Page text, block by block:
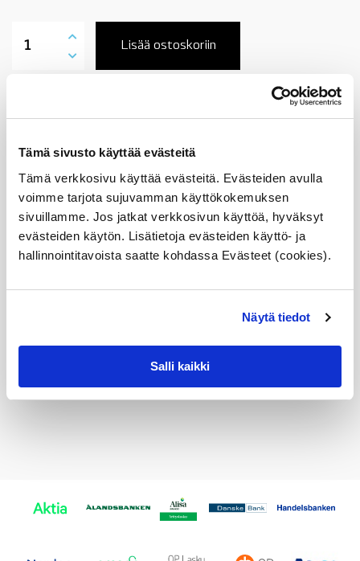
Tämä sivusto käyttää evästeitä
Tämä verkkosivu käyttää evästeitä. Evästeiden avulla
voimme tarjota sujuvamman käyttökokemuksen
sivuillamme. Jos jatkat verkkosivun käyttöä, hyväksyt
evästeiden käytön. Lisätietoja evästeiden käyttö- ja
hallinnointitavoista saatte kohdassa Evästeet (cookies).
Näytä tiedot
Salli kaikki
termostaatti
määrä
Lisää ostoskoriin
Sopii seuraaviin automalleihin
Osan vertailunumerot:
11530139877